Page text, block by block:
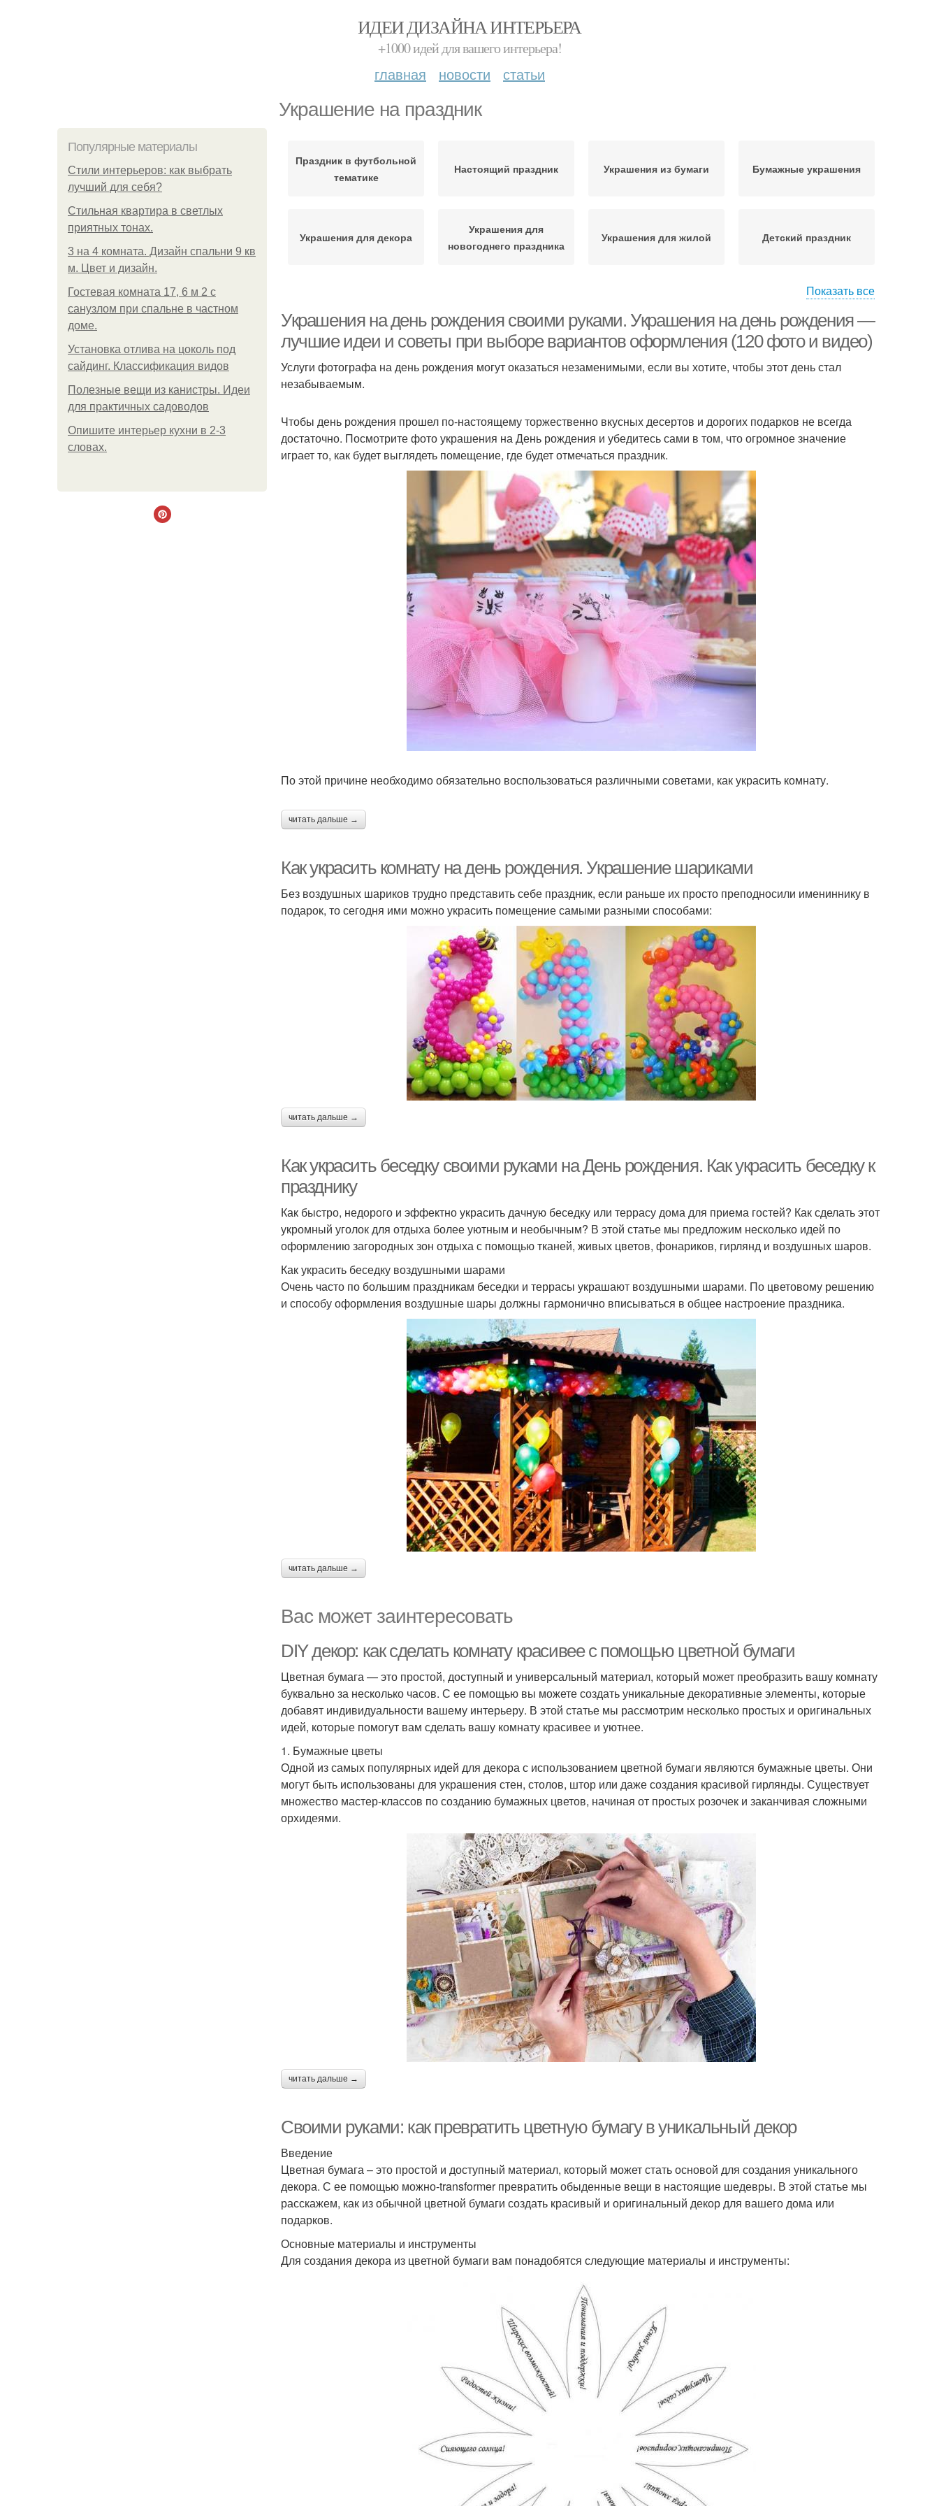
ИДЕИ ДИЗАЙНА ИНТЕРЬЕРА
+1000 идей для вашего интерьера!
главная новости статьи
Украшение на праздник
Популярные материалы
Стили интерьеров: как выбрать
лучший для себя?
Стильная квартира в светлых
приятных тонах.
3 на 4 комната. Дизайн спальни 9 кв
м. Цвет и дизайн.
Гостевая комната 17, 6 м 2 с
санузлом при спальне в частном
доме.
Установка отлива на цоколь под
сайдинг. Классификация видов
Полезные вещи из канистры. Идеи
для практичных садоводов
Опишите интерьер кухни в 2-3
словах.
Праздник в футбольной
тематике
Настоящий праздник Украшения из бумаги Бумажные украшения
Украшения для декора
Украшения для
новогоднего праздника
Украшения для жилой Детский праздник
Показать все
Украшения на день рождения своими руками. Украшения на день рождения —
лучшие идеи и советы при выборе вариантов оформления (120 фото и видео)
Услуги фотографа на день рождения могут оказаться незаменимыми, если вы хотите, чтобы этот день стал
незабываемым.
Чтобы день рождения прошел по-настоящему торжественно вкусных десертов и дорогих подарков не всегда
достаточно. Посмотрите фото украшения на День рождения и убедитесь сами в том, что огромное значение
играет то, как будет выглядеть помещение, где будет отмечаться праздник.
По этой причине необходимо обязательно воспользоваться различными советами, как украсить комнату.
читать дальше →
Как украсить комнату на день рождения. Украшение шариками
Без воздушных шариков трудно представить себе праздник, если раньше их просто преподносили имениннику в
подарок, то сегодня ими можно украсить помещение самыми разными способами:
читать дальше →
Как украсить беседку своими руками на День рождения. Как украсить беседку к
празднику
Как быстро, недорого и эффектно украсить дачную беседку или террасу дома для приема гостей? Как сделать этот
укромный уголок для отдыха более уютным и необычным? В этой статье мы предложим несколько идей по
оформлению загородных зон отдыха с помощью тканей, живых цветов, фонариков, гирлянд и воздушных шаров.
Как украсить беседку воздушными шарами
Очень часто по большим праздникам беседки и террасы украшают воздушными шарами. По цветовому решению
и способу оформления воздушные шары должны гармонично вписываться в общее настроение праздника.
читать дальше →
Вас может заинтересовать
DIY декор: как сделать комнату красивее с помощью цветной бумаги
Цветная бумага — это простой, доступный и универсальный материал, который может преобразить вашу комнату
буквально за несколько часов. С ее помощью вы можете создать уникальные декоративные элементы, которые
добавят индивидуальности вашему интерьеру. В этой статье мы рассмотрим несколько простых и оригинальных
идей, которые помогут вам сделать вашу комнату красивее и уютнее.
1. Бумажные цветы
Одной из самых популярных идей для декора с использованием цветной бумаги являются бумажные цветы. Они
могут быть использованы для украшения стен, столов, штор или даже создания красивой гирлянды. Существует
множество мастер-классов по созданию бумажных цветов, начиная от простых розочек и заканчивая сложными
орхидеями.
читать дальше →
Своими руками: как превратить цветную бумагу в уникальный декор
Введение
Цветная бумага – это простой и доступный материал, который может стать основой для создания уникального
декора. С ее помощью можно-transformer превратить обыденные вещи в настоящие шедевры. В этой статье мы
расскажем, как из обычной цветной бумаги создать красивый и оригинальный декор для вашего дома или
подарков.
Основные материалы и инструменты
Для создания декора из цветной бумаги вам понадобятся следующие материалы и инструменты: